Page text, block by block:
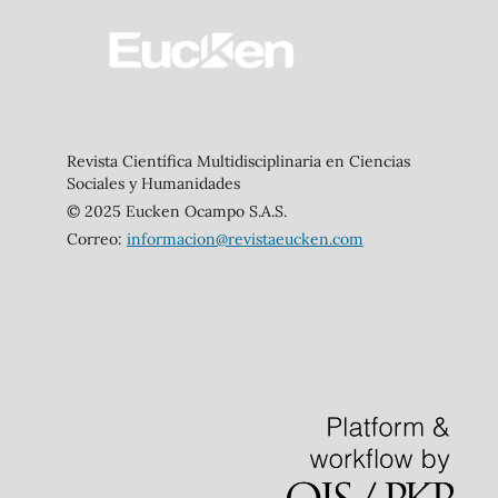
Revista Científica Multidisciplinaria en Ciencias
Sociales y Humanidades
© 2025 Eucken Ocampo S.A.S.
Correo: informacion@revistaeucken.com